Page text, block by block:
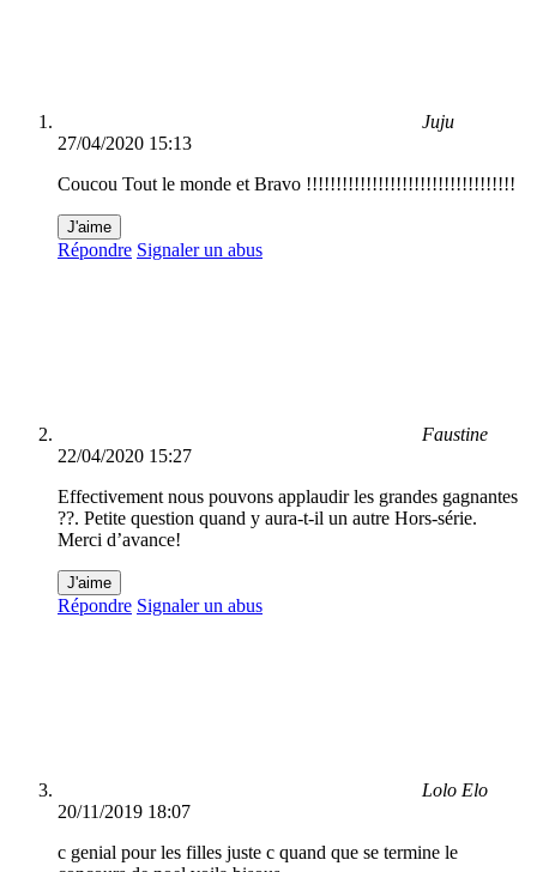
Juju
27/04/2020 15:13
Coucou Tout le monde et Bravo !!!!!!!!!!!!!!!!!!!!!!!!!!!!!!!!!!!
J'aime
Répondre Signaler un abus
Faustine
22/04/2020 15:27
Effectivement nous pouvons applaudir les grandes gagnantes
??. Petite question quand y aura-t-il un autre Hors-série.
Merci d’avance!
J'aime
Répondre Signaler un abus
Lolo Elo
20/11/2019 18:07
c genial pour les filles juste c quand que se termine le